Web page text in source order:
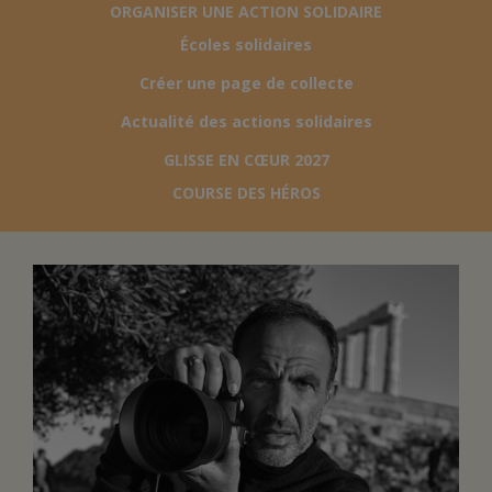
FAIRE UN DON
ASSURANCE VIE/LEGS
ESPACE PRESSE
JE DEVIENS
BÉNÉVOLE
DEVENIR
ORGANISER UNE ACTION SOLIDAIRE
Écoles solidaires
Créer une page de collecte
Actualité des actions solidaires
GLISSE EN CŒUR 2027
COURSE DES HÉROS